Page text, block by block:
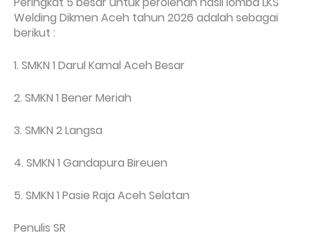
Welding Dikmen Aceh tahun 2026 adalah sebagai
berikut :
1. SMKN 1 Darul Kamal Aceh Besar
2. SMKN 1 Bener Meriah
3. SMKN 2 Langsa
4. SMKN 1 Gandapura Bireuen
5. SMKN 1 Pasie Raja Aceh Selatan
Penulis SR